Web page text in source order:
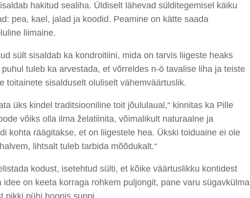
hakitud sealiha. Üldiselt lähevad sülditegemisel käiku
pea, kael, jalad ja koodid. Peamine on kätte saada
liimaine.
sült sisaldab ka kondroitiini, mida on tarvis liigeste heaks
puhul tuleb ka arvestada, et võrreldes n-ö tavalise liha ja teiste
toitainete sisalduselt oluliselt vähemväärtuslik.
üks kindel traditsiooniline toit jõululaual,“ kinnitas ka Pille
võiks olla ilma želatiinita, võimalikult naturaalne ja
kohta räägitakse, et on liigestele hea. Ükski toiduaine ei ole
lihtsalt tuleb tarbida mõõdukalt.“
kodust, isetehtud sülti, et kõike väärtuslikku kontidest
idee on keeta korraga rohkem puljongit, pane varu sügavkülma
pikki pühi hoopis suppi.